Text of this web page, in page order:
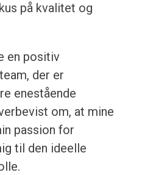
på kvalitet og
en positiv
der er
enestående
om, at mine
passion for
til den ideelle